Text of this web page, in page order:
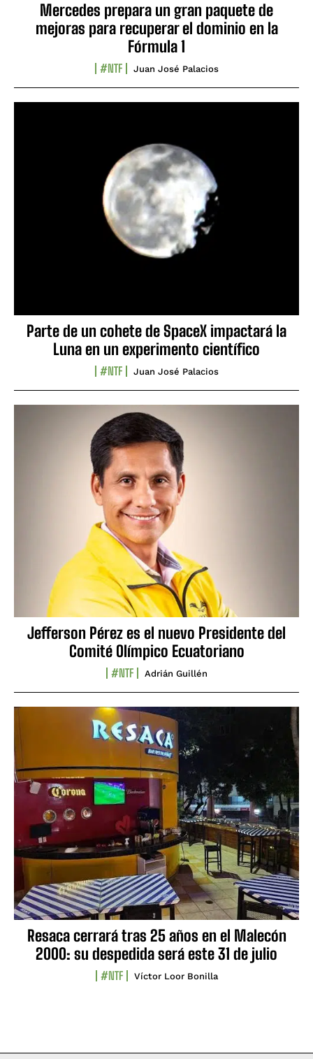
Mercedes prepara un gran paquete de
mejoras para recuperar el dominio en la
Fórmula 1
#NTF Juan José Palacios
Parte de un cohete de SpaceX impactará la
Luna en un experimento científico
#NTF Juan José Palacios
Jefferson Pérez es el nuevo Presidente del
Comité Olímpico Ecuatoriano
#NTF Adrián Guillén
Resaca cerrará tras 25 años en el Malecón
2000: su despedida será este 31 de julio
#NTF Víctor Loor Bonilla